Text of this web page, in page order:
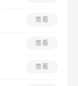
查看
查看
查看